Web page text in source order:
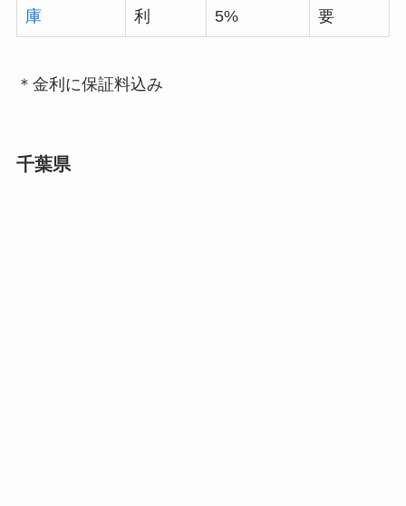
庫
利
5%
要
＊金利に保証料込み
千葉県